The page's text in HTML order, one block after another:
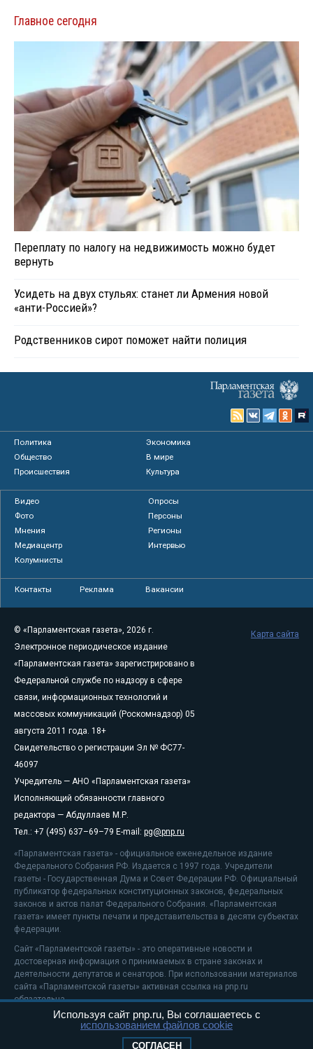
Главное сегодня
Переплату по налогу на недвижимость можно будет
вернуть
Усидеть на двух стульях: станет ли Армения новой
«анти-Россией»?
Родственников сирот поможет найти полиция
Политика
Экономика
Общество
В мире
Происшествия
Культура
Видео
Опросы
Фото
Персоны
Мнения
Регионы
Медиацентр
Интервью
Колумнисты
Контакты Реклама Вакансии
© «Парламентская газета», 2026 г.
Электронное периодическое издание
«Парламентская газета» зарегистрировано в
Федеральной службе по надзору в сфере
связи, информационных технологий и
массовых коммуникаций (Роскомнадзор) 05
августа 2011 года. 18+
Свидетельство о регистрации Эл № ФС77-
46097
Учредитель — АНО «Парламентская газета»
Исполняющий обязанности главного
редактора — Абдуллаев М.Р.
Тел.: +7 (495) 637–69–79 E-mail: pg@pnp.ru
«Парламентская газета» - официальное еженедельное издание
Федерального Собрания РФ. Издается с 1997 года. Учредители
газеты - Государственная Дума и Совет Федерации РФ. Официальный
публикатор федеральных конституционных законов, федеральных
законов и актов палат Федерального Собрания. «Парламентская
газета» имеет пункты печати и представительства в десяти субъектах
федерации.
Сайт «Парламентской газеты» - это оперативные новости и
достоверная информация о принимаемых в стране законах и
деятельности депутатов и сенаторов. При использовании материалов
сайта «Парламентской газеты» активная ссылка на pnp.ru
обязательна.
На информационном ресурсе применяютсярекомендательные
Положение о защите персональных данных
Карта сайта
Используя сайт pnp.ru, Вы соглашаетесь с
использованием файлов cookie
СОГЛАСЕН